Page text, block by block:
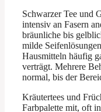
Schwarzer Tee und
intensiv an Fasern
bräunliche bis
milde
Hausmitteln häufig
verträgt. Mehrere
normal, bis der
Kräutertees und
Farbpalette mit, oft